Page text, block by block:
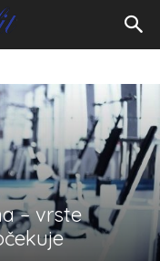
– vrste